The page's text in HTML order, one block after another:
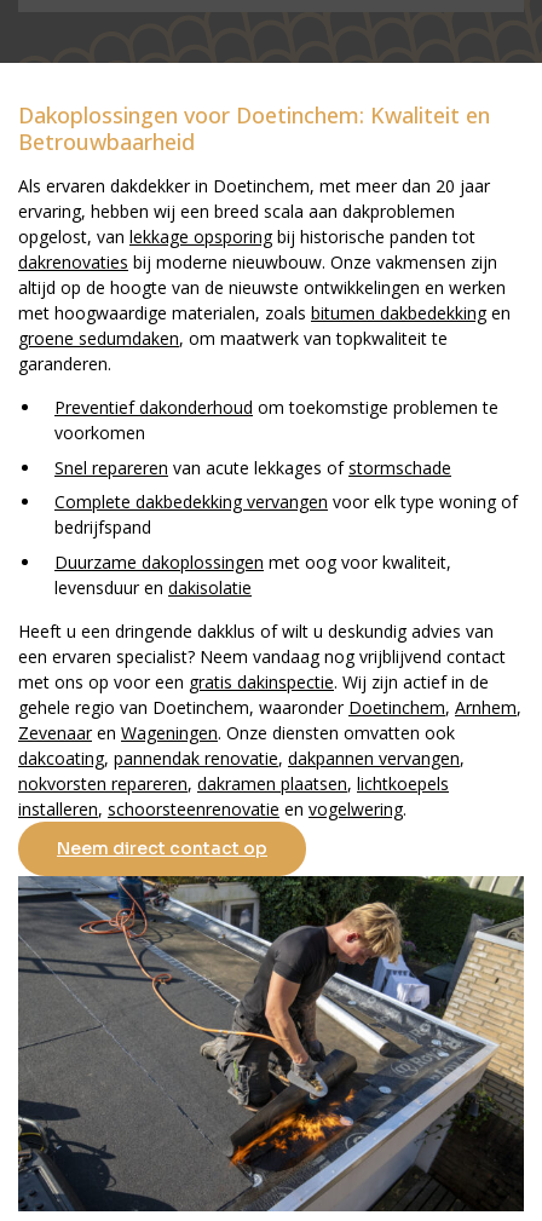
Dakoplossingen voor Doetinchem: Kwaliteit en
Betrouwbaarheid
Als ervaren dakdekker in Doetinchem, met meer dan 20 jaar
ervaring, hebben wij een breed scala aan dakproblemen
opgelost, van lekkage opsporingbij historische panden tot
dakrenovaties bij moderne nieuwbouw. Onze vakmensen zijn
altijd op de hoogte van de nieuwste ontwikkelingen en werken
met hoogwaardige materialen, zoals bitumen dakbedekkingen
groene sedumdaken, om maatwerk van topkwaliteit te
garanderen.
Preventief dakonderhoud om toekomstige problemen te
voorkomen
Snel repareren van acute lekkages ofstormschade
Complete dakbedekking vervangen voor elk type woning of
bedrijfspand
Duurzame dakoplossingen met oog voor kwaliteit,
levensduur en dakisolatie
Heeft u een dringende dakklus of wilt u deskundig advies van
een ervaren specialist? Neem vandaag nog vrijblijvend contact
met ons op voor een gratis dakinspectie. Wij zijn actief in de
gehele regio van Doetinchem, waaronder Doetinchem, Arnhem,
Zevenaaren Wageningen. Onze diensten omvatten ook
dakcoating, pannendak renovatie, dakpannen vervangen,
nokvorsten repareren, dakramen plaatsen, lichtkoepels
installeren, schoorsteenrenovatie en vogelwering.
Neem direct contact op